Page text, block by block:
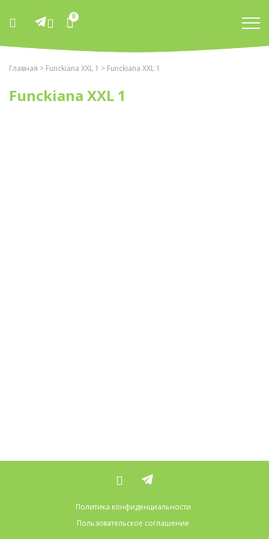
0
Главная > Funckiana XXL 1 > Funckiana XXL 1
Funckiana XXL 1
Политика конфиденциальности
Пользовательское соглашение